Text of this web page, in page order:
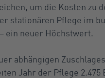
um die Kosten zu
stationären Pflege im
ein neuer Höchstwert.
abhängigen
Jahr der Pflege 2.475